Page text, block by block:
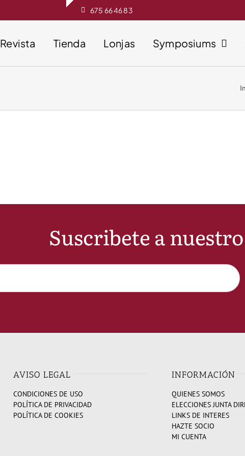
675 66 46 83
Revista Tienda Lonjas Symposiums
Suscribete a
AVISO LEGAL
CONDICIONES DE USO
POLÍTICA DE PRIVACIDAD
POLÍTICA DE COOKIES
INFORMACIÓN
QUIENES SOMOS
ELECCIONES JUNTA
LINKS DE INTERES
HAZTE SOCIO
MI CUENTA